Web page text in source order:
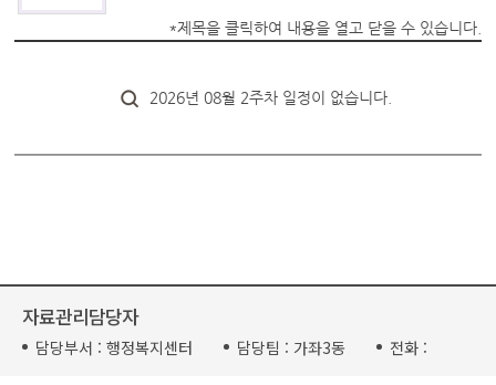
*제목을 클릭하여 내용을 열고 닫을 수 있습니다.
2026년 08월 2주차 일정이 없습니다.
자료관리담당자
담당부서 : 행정복지센터 담당팀 : 가좌3동 전화 :